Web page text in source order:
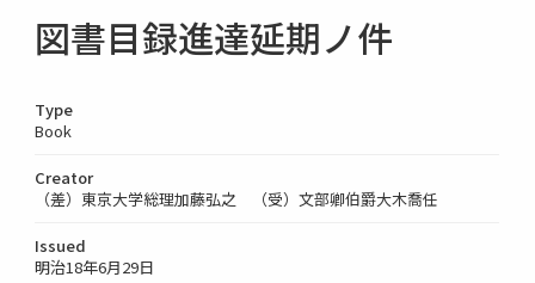
図書目録進達延期ノ件
Type
Book
Creator
（差）東京大学総理加藤弘之 （受）文部卿伯爵大木喬任
Issued
明治18年6月29日